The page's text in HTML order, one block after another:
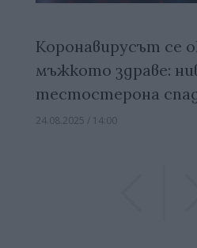
Коронавирусът се
мъжкото здраве:
тестостерона
24.08.2025 / 14:00